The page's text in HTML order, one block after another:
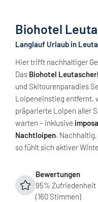
Biohotel
Langlauf Urlaub in
Hier trifft nachhaltiger
Das Biohotel
und Skitourenparadies
Loipeneinstieg entfernt,
präparierte Loipen aller
warten – inklusive
Nachtloipen.
so fühlt sich aktiver
Bewertungen
95% Zufriedenheit
(160 Stimmen)